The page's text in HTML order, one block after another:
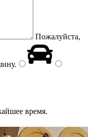
Пожалуйста,
.
время.